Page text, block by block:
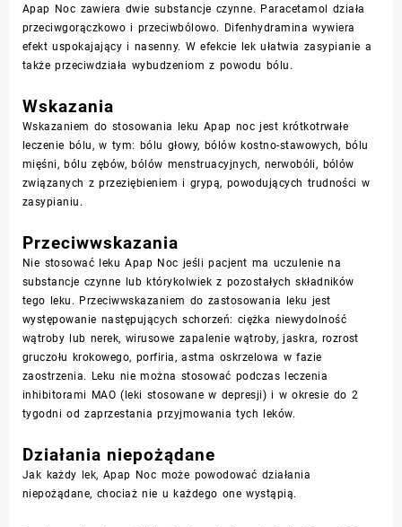
Apap Noc zawiera dwie substancje czynne. Paracetamol działa
przeciwgorączkowo i przeciwbólowo. Difenhydramina wywiera
efekt uspokajający i nasenny. W efekcie lek ułatwia zasypianie a
także przeciwdziała wybudzeniom z powodu bólu.
Wskazania
Wskazaniem do stosowania leku Apap noc jest krótkotrwałe
leczenie bólu, w tym: bólu głowy, bólów kostno-stawowych, bólu
mięśni, bólu zębów, bólów menstruacyjnych, nerwobóli, bólów
związanych z przeziębieniem i grypą, powodujących trudności w
zasypianiu.
Przeciwwskazania
Nie stosować leku Apap Noc jeśli pacjent ma uczulenie na
substancje czynne lub którykolwiek z pozostałych składników
tego leku. Przeciwwskazaniem do zastosowania leku jest
występowanie następujących schorzeń: ciężka niewydolność
wątroby lub nerek, wirusowe zapalenie wątroby, jaskra, rozrost
gruczołu krokowego, porfiria, astma oskrzelowa w fazie
zaostrzenia. Leku nie można stosować podczas leczenia
inhibitorami MAO (leki stosowane w depresji) i w okresie do 2
tygodni od zaprzestania przyjmowania tych leków.
Działania niepożądane
Jak każdy lek, Apap Noc może powodować działania
niepożądane, chociaż nie u każdego one wystąpią.